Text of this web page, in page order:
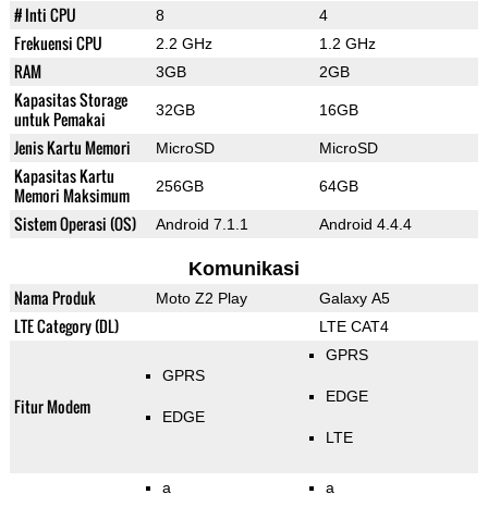
# Inti CPU 8 4
Frekuensi CPU 2.2 GHz 1.2 GHz
RAM 3GB 2GB
Kapasitas Storage
untuk Pemakai
32GB 16GB
Jenis Kartu Memori MicroSD MicroSD
Kapasitas Kartu
Memori Maksimum
256GB 64GB
Sistem Operasi (OS) Android 7.1.1 Android 4.4.4
Komunikasi
Nama Produk Moto Z2 Play Galaxy A5
LTE Category (DL) LTE CAT4
Fitur Modem
GPRS
EDGE
GPRS
EDGE
LTE
a a